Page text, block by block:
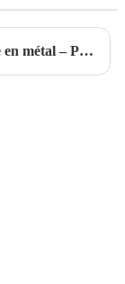
Emblème en métal – Porte-clés souvenir en métal – Alliage de zinc